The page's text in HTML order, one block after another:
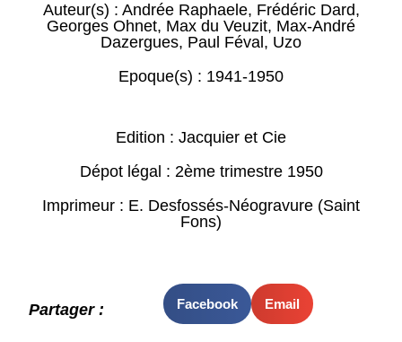
Auteur(s) : Andrée Raphaele, Frédéric Dard,
Georges Ohnet, Max du Veuzit, Max-André
Dazergues, Paul Féval , Uzo
Epoque(s) : 1941-1950
Edition : Jacquier et Cie
Dépot légal : 2ème trimestre 1950
Imprimeur : E. Desfossés-Néogravure (Saint
Fons)
Partager : Facebook Email